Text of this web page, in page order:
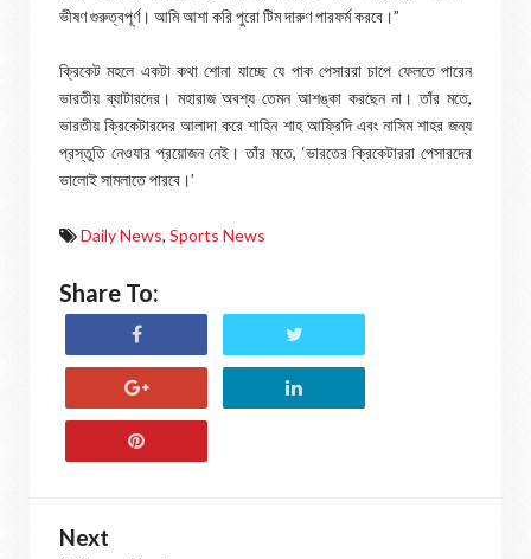
ভীষণ গুরুত্বপূর্ণ। আমি আশা করি পুরো টিম দারুণ পারফর্ম করবে।”
ক্রিকেট মহলে একটা কথা শোনা যাচ্ছে যে পাক পেসাররা চাপে ফেলতে পারেন
ভারতীয় ব্যাটারদের। মহারাজ অবশ্য তেমন আশঙ্কা করছেন না। তাঁর মতে,
ভারতীয় ক্রিকেটারদের আলাদা করে শাহিন শাহ আফ্রিদি এবং নাসিম শাহর জন্য
প্রস্তুতি নেওযার প্রয়োজন নেই। তাঁর মতে, ‘ভারতের ক্রিকেটাররা পেসারদের
ভালোই সামলাতে পারবে।’
Daily News, Sports News
Share To:
Next